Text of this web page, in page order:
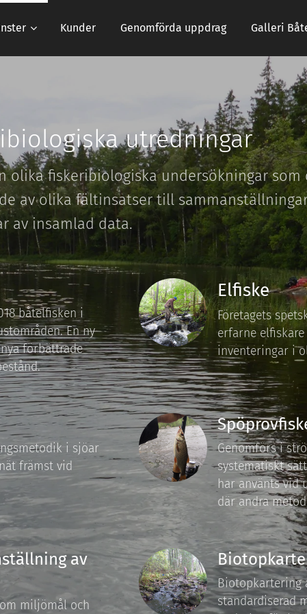
Kunder Genomförda uppdrag Galleri
utredningar
olika fiskeribiologiska undersökningar
av olika fältinsatser till
av insamlad data.
båtelfisken i
En ny
förbättrade
Elfiske
Företagets
erfarne
inventeringar i
i sjöar
främst vid
Genomförs i
systematiskt
har använts
där andra
av
miljömål och
Biotopkartering
standardiserad